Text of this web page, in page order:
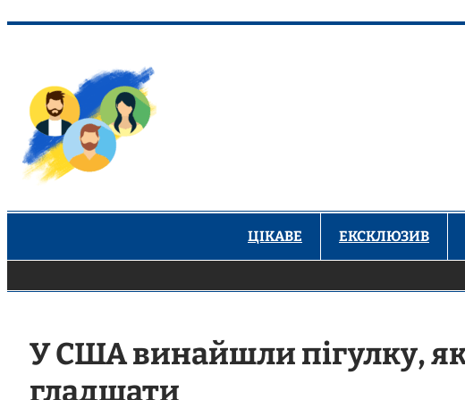
вмісту
ЦІКАВЕ ЕКСКЛЮЗИВ
У США винайшли пігулку,
гладшати